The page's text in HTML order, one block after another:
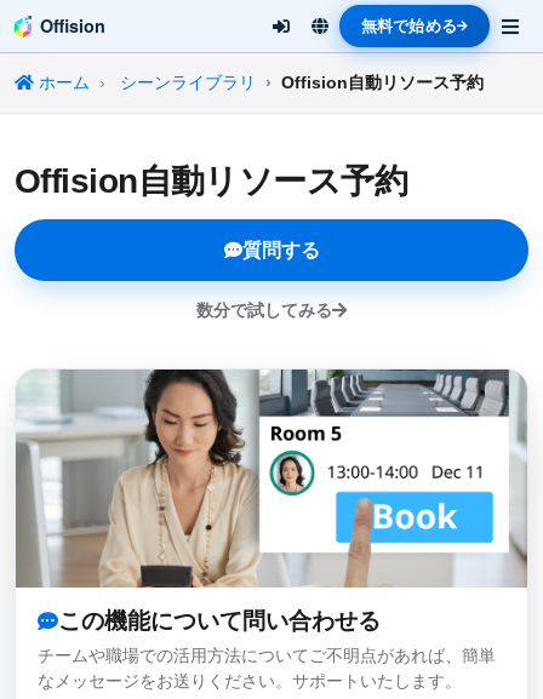
Offision 無料で始める
ホーム シーンライブラリ Offision自動リソース予約
Offision自動リソース予約
質問する
数分で試してみる
この機能について問い合わせる
チームや職場での活用方法についてご不明点があれば、簡単
なメッセージをお送りください。サポートいたします。